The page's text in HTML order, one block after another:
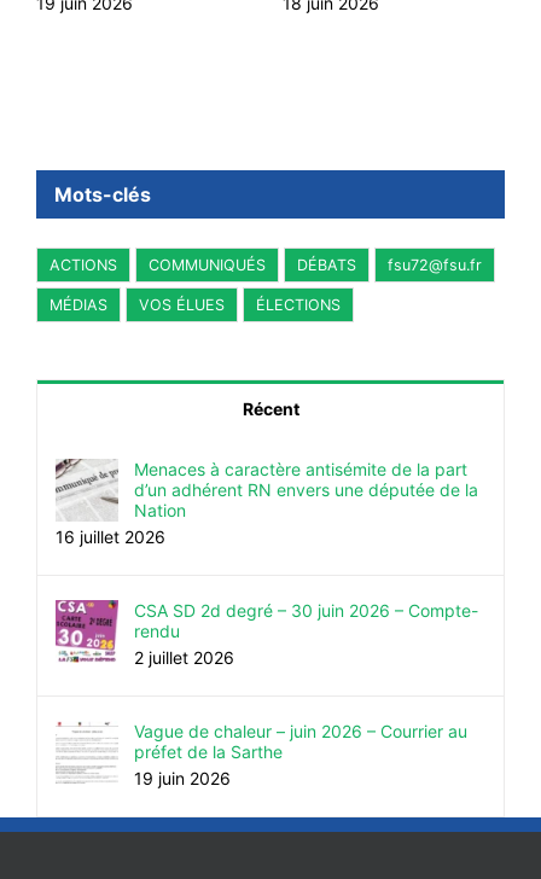
Mots-clés
ACTIONS COMMUNIQUÉS DÉBATS fsu72@fsu.fr
MÉDIAS VOS ÉLUES ÉLECTIONS
Menaces à caractère antisémite de la part
d’un adhérent RN envers une députée de la
Nation
CSA SD 2d degré – 30 juin 2026 – Compte-
rendu
Vague de chaleur – juin 2026 – Courrier au
préfet de la Sarthe